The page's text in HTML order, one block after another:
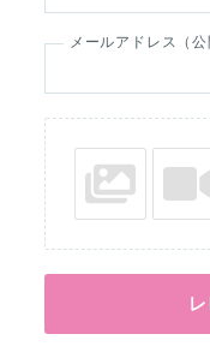
メールアドレス（公